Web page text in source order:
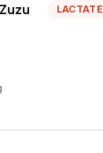
LACTATE